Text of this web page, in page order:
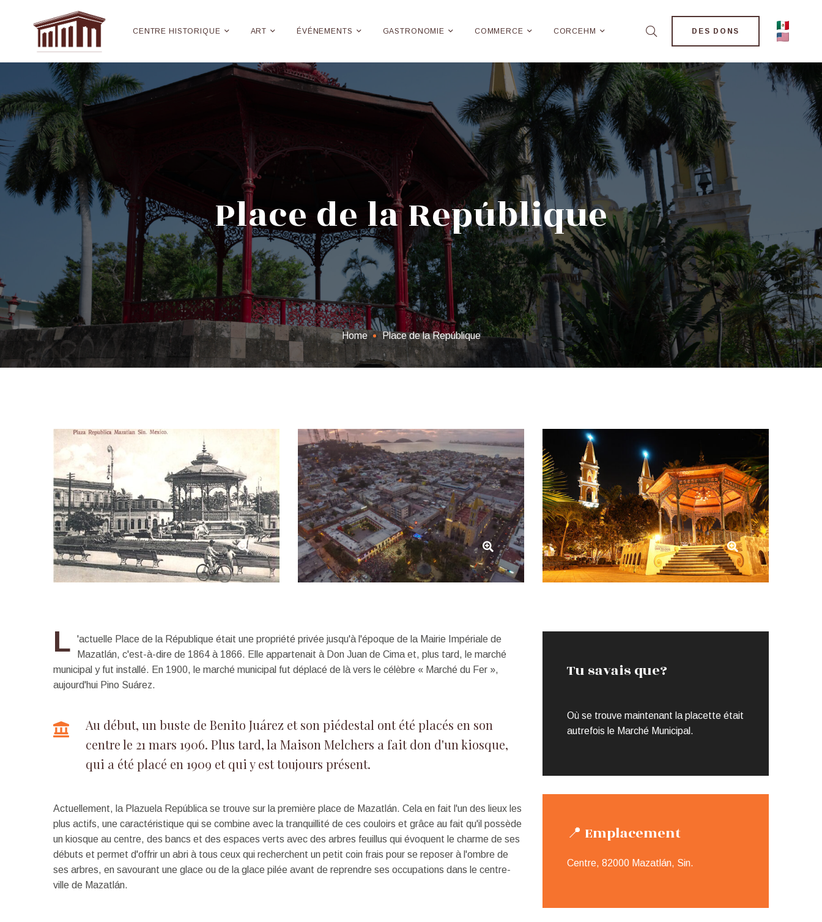
CENTRE HISTORIQUE ART ÉVÉNEMENTS GASTRONOMIE COMMERCE CORCEHM DES DONS
Place de la Repúblique
Home Place de la Repúblique
de
la
Repúblique
L
'actuelle Place de la République était une propriété privée jusqu'à l'époque de la Mairie Impériale de
Mazatlán, c'est-à-dire de 1864 à 1866. Elle appartenait à Don Juan de Cima et, plus tard, le marché
municipal y fut installé. En 1900, le marché municipal fut déplacé de là vers le célèbre « Marché du Fer »,
aujourd'hui Pino Suárez.
Au début, un buste de Benito Juárez et son piédestal ont été placés en son
centre le 21 mars 1906. Plus tard, la Maison Melchers a fait don d'un kiosque,
qui a été placé en 1909 et qui y est toujours présent.
Actuellement, la Plazuela República se trouve sur la première place de Mazatlán. Cela en fait l'un des lieux les
plus actifs, une caractéristique qui se combine avec la tranquillité de ces couloirs et grâce au fait qu'il possède
un kiosque au centre, des bancs et des espaces verts avec des arbres feuillus qui évoquent le charme de ses
débuts et permet d'offrir un abri à tous ceux qui recherchent un petit coin frais pour se reposer à l'ombre de
ses arbres, en savourant une glace ou de la glace pilée avant de reprendre ses occupations dans le centre-
ville de Mazatlán.
Tu savais que?
Où se trouve maintenant la placette était
autrefois le Marché Municipal.
📍 Emplacement
Centre, 82000 Mazatlán, Sin.